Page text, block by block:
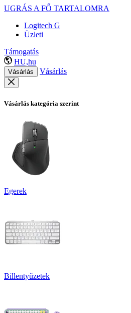
UGRÁS A FŐ TARTALOMRA
Logitech G
Üzleti
Támogatás
HU,hu
Vásárlás Vásárlás
Vásárlás kategória szerint
Egerek
Billentyűzetek